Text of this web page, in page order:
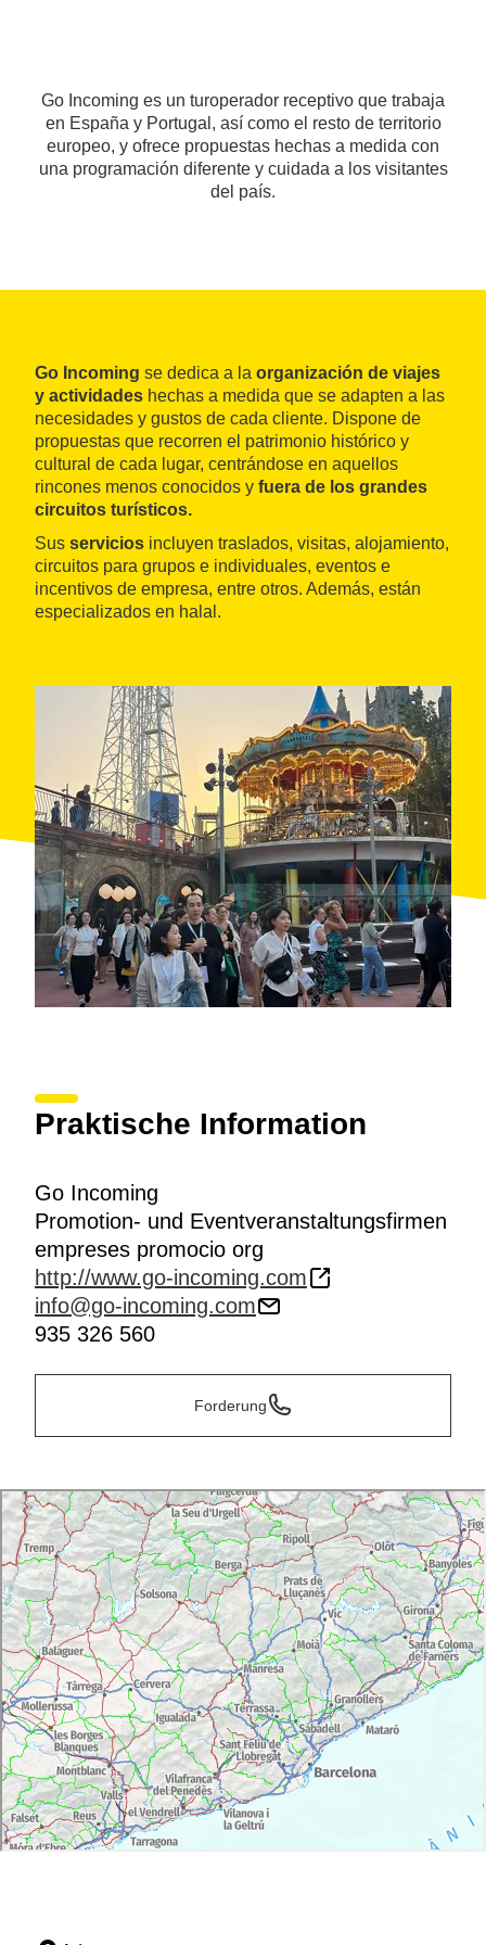
Go Incoming es un turoperador receptivo que trabaja
en España y Portugal, así como el resto de territorio
europeo, y ofrece propuestas hechas a medida con
una programación diferente y cuidada a los visitantes
del país.
Go Incoming se dedica a la organización de viajes
y actividades hechas a medida que se adapten a las
necesidades y gustos de cada cliente. Dispone de
propuestas que recorren el patrimonio histórico y
cultural de cada lugar, centrándose en aquellos
rincones menos conocidos y fuera de los grandes
circuitos turísticos.
Sus servicios incluyen traslados, visitas, alojamiento,
circuitos para grupos e individuales, eventos e
incentivos de empresa, entre otros. Además, están
especializados en halal.
Praktische Information
Go Incoming
Promotion- und Eventveranstaltungsfirmen
empreses promocio org
http://www.go-incoming.com
info@go-incoming.com
935 326 560
Forderung